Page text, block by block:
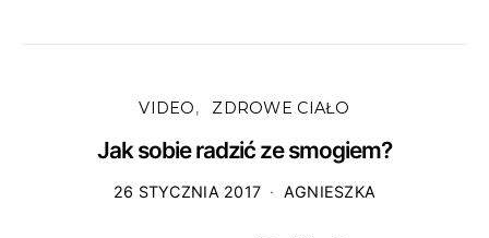
VIDEO ZDROWE CIAŁO
Jak sobie radzić ze smogiem?
26 STYCZNIA 2017 AGNIESZKA